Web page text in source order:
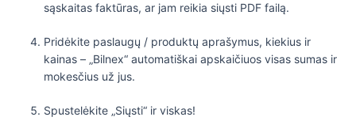
sąskaitas faktūras, ar jam reikia siųsti PDF failą.
Pridėkite paslaugų / produktų aprašymus, kiekius ir
kainas – „Bilnex“ automatiškai apskaičiuos visas sumas ir
mokesčius už jus.
Spustelėkite „Siųsti“ ir viskas!